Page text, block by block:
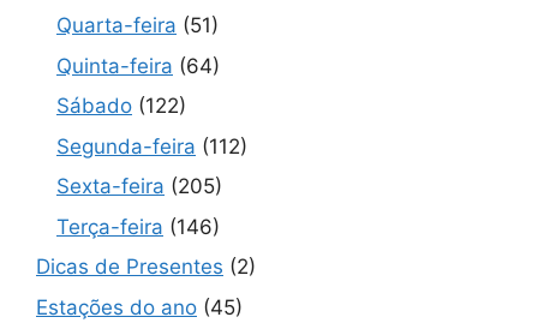
Quarta-feira (51)
Quinta-feira (64)
Sábado (122)
Segunda-feira (112)
Sexta-feira (205)
Terça-feira (146)
Dicas de Presentes (2)
Estações do ano (45)